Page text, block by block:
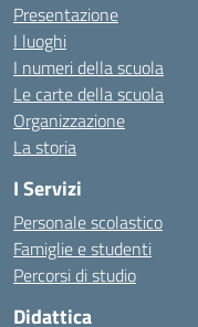
Presentazione
I luoghi
I numeri della scuola
Le carte della scuola
Organizzazione
La storia
I Servizi
Personale scolastico
Famiglie e studenti
Percorsi di studio
Didattica